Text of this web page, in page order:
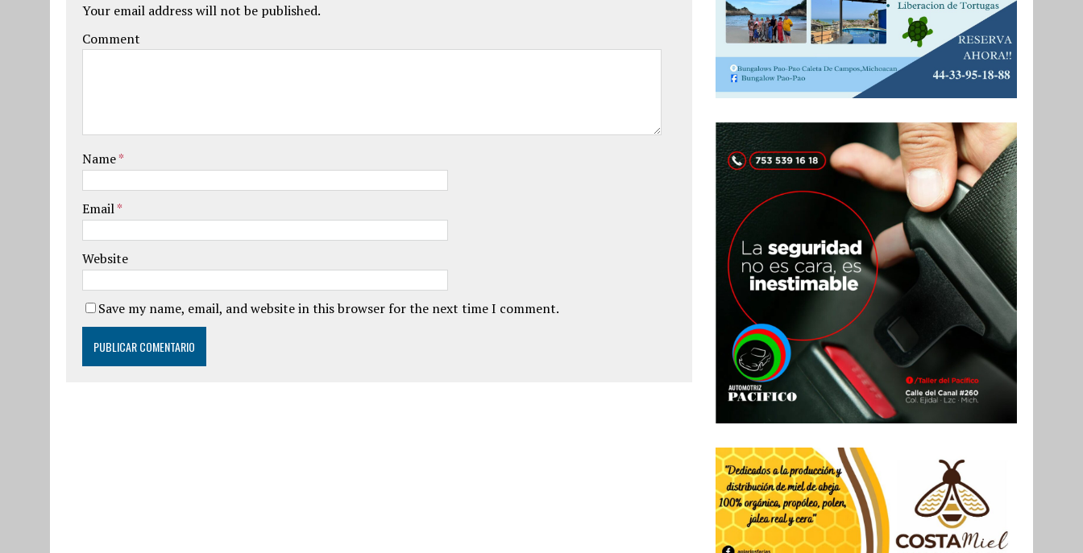
Your email address will not be published.
Comment
Name*
Email*
Website
Save my name, email, and website in this browser for the next time I comment.